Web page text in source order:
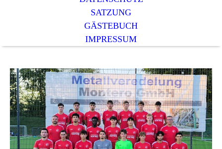
SATZUNG
GÄSTEBUCH
IMPRESSUM